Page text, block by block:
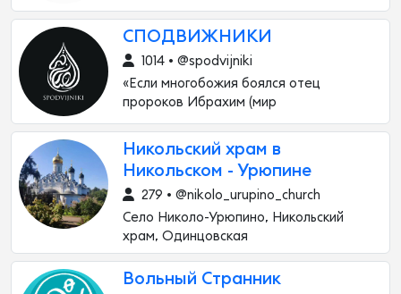
СПОДВИЖНИКИ
1014 • @spodvijniki
«Если многобожия боялся отец
пророков Ибрахим (мир
Никольский храм в
Никольском - Урюпине
279 • @nikolo_urupino_church
Село Николо-Урюпино, Никольский
храм, Одинцовская
Вольный Странник